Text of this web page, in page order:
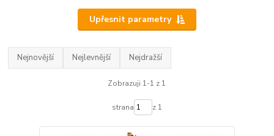
Upřesnit parametry
Nejnovější Nejlevnější Nejdražší
Zobrazuji 1-1 z 1
strana z 1